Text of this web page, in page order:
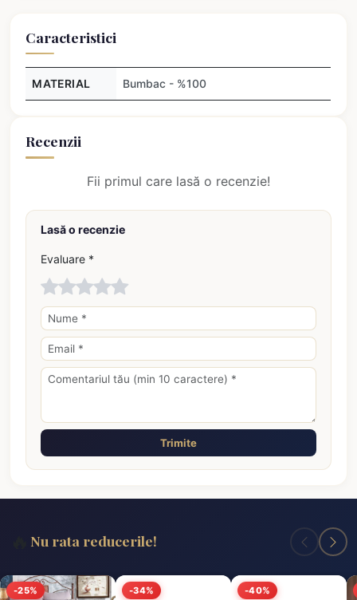
Caracteristici
MATERIAL Bumbac - %100
Recenzii
Fii primul care lasă o recenzie!
Lasă o recenzie
Evaluare *
Trimite
Nu rata reducerile!
-25% -34% -40%